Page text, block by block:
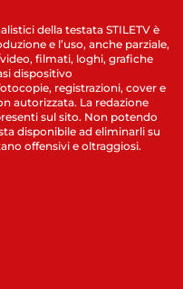
della testata STILETV è
e l’uso, anche parziale,
filmati, loghi, grafiche
dispositivo
registrazioni, cover e
autorizzata. La redazione
sul sito. Non potendo
disponibile ad eliminarli su
offensivi e oltraggiosi.